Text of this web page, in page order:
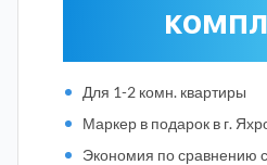
Для 1-2 комн. квартиры
Маркер в подарок в г.
Экономия по сравнению